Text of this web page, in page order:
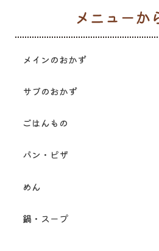
メインのおかず
サブのおかず
ごはんもの
パン・ピザ
めん
鍋・スープ